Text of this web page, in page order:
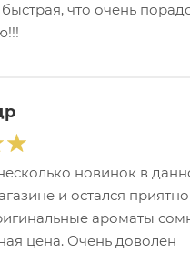
что очень
новинок в
и остался приятно
ароматы
цена. Очень доволен